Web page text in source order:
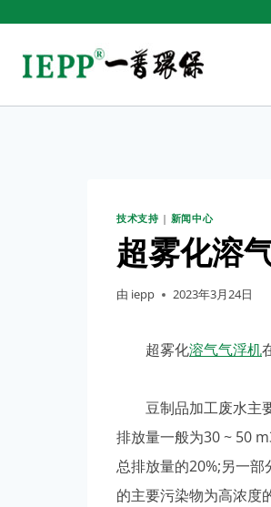
技术支持 | 新闻中心
超雾化溶
由 iepp 2023年3月24日
超雾化溶气气浮机
豆制品加工废水主要
排放量一般为30 ~ 50
总排放量的20%;另一
的主要污染物为高浓度